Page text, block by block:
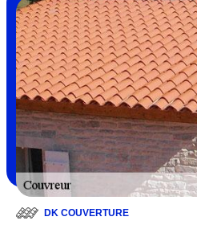
DK COUVERTURE